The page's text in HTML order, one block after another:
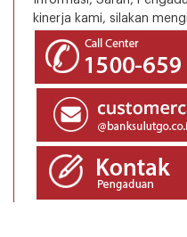
kinerja kami, silakan